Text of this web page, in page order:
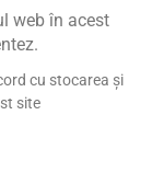
web în acest
cu stocarea și
site